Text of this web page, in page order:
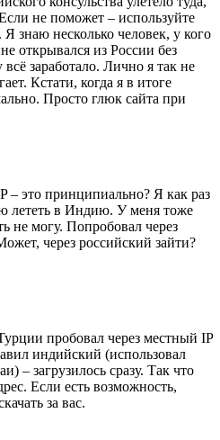
не поможет – используйте
знаю несколько человек, у кого
открывался из России без
заработало. Лично я так не
Кстати, когда я в итоге
Просто глюк сайта при
– это принципиально? Я как раз
лететь в Индию. У меня тоже
не могу. Попробовал через
через российский зайти?
пробовал через местный IP
индийский (использовал
– загрузилось сразу. Так что
Если есть возможность,
за вас.